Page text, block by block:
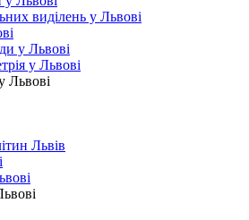
виділень у Львові
у Львові
у Львові
Львові
Львів